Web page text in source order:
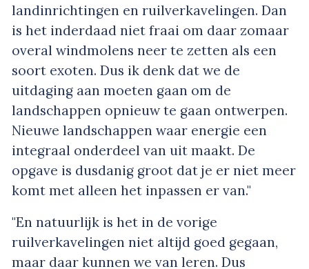
landinrichtingen en ruilverkavelingen. Dan
is het inderdaad niet fraai om daar zomaar
overal windmolens neer te zetten als een
soort exoten. Dus ik denk dat we de
uitdaging aan moeten gaan om de
landschappen opnieuw te gaan ontwerpen.
Nieuwe landschappen waar energie een
integraal onderdeel van uit maakt. De
opgave is dusdanig groot dat je er niet meer
komt met alleen het inpassen er van."
"En natuurlijk is het in de vorige
ruilverkavelingen niet altijd goed gegaan,
maar daar kunnen we van leren. Dus